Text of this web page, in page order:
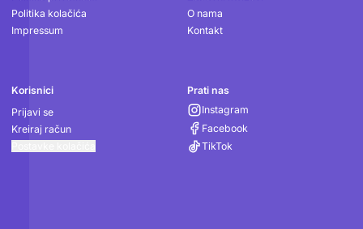
Politika kolačića
Impressum
O nama
Kontakt
Korisnici
Prijavi se
Kreiraj račun
Prati nas
Instagram
Facebook
TikTok